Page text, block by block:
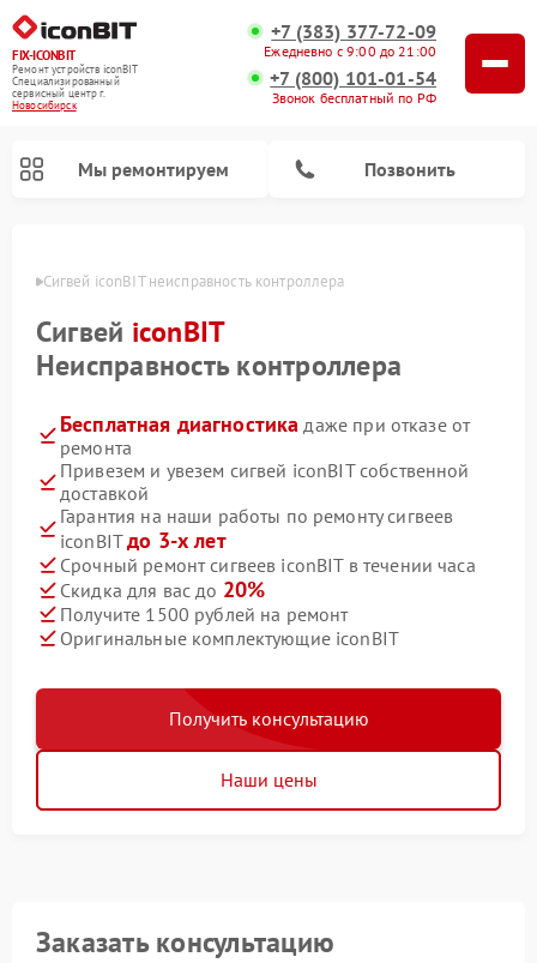
FIX-ICONBIT
Ремонт устройств iconBIT
Специализированный
cервисный центр г.
Новосибирск
+7 (383) 377-72-09
Ежедневно с 9:00 до 21:00
+7 (800) 101-01-54
Звонок бесплатный по РФ
Мы ремонтируем Позвонить
Сигвей iconBIT неисправность контроллера
Сигвей iconBIT
Неисправность контроллера
Бесплатная диагностика даже при отказе от
ремонта
Привезем и увезем сигвей iconBIT собственной
доставкой
Гарантия на наши работы по ремонту сигвеев
iconBITдо 3-х лет
Срочный ремонт сигвеев iconBIT в течении часа
Скидка для вас до 20%
Получите 1500 рублей на ремонт
Оригинальные комплектующие iconBIT
Получить консультацию
Наши цены
Заказать консультацию